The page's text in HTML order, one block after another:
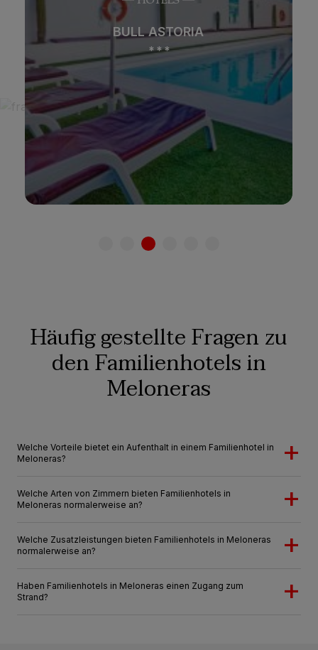
BULL ASTORIA
***
Stadt All Inclusive
Adults Only Familien
Siehe hotel
Häufig gestellte Fragen zu
den Familienhotels in
Meloneras
Welche Vorteile bietet ein Aufenthalt in einem Familienhotel in
Meloneras?
Welche Arten von Zimmern bieten Familienhotels in
Meloneras normalerweise an?
Welche Zusatzleistungen bieten Familienhotels in Meloneras
normalerweise an?
Haben Familienhotels in Meloneras einen Zugang zum
Strand?